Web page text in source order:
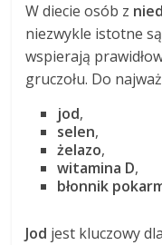
W diecie osób z
niezwykle istotne
wspierają
gruczołu. Do
jod,
selen,
żelazo,
witamina D,
błonnik
Jod jest kluczowy